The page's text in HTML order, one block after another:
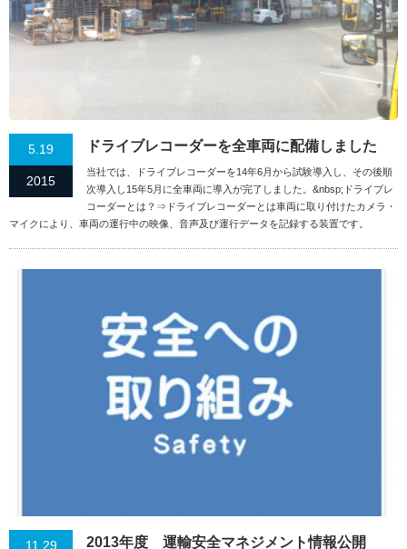
5.19
2015
ドライブレコーダーを全車両に配備しました
当社では、ドライブレコーダーを14年6月から試験導入し、その後順
次導入し15年5月に全車両に導入が完了しました。&nbsp;ドライブレ
コーダーとは？⇒ドライブレコーダーとは車両に取り付けたカメラ・
マイクにより、車両の運行中の映像、音声及び運行データを記録する装置です。
11.29 2013年度 運輸安全マネジメント情報公開